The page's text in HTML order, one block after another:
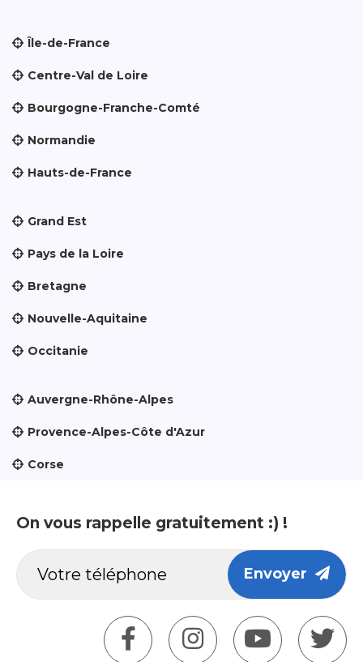
Île-de-France
Centre-Val de Loire
Bourgogne-Franche-Comté
Normandie
Hauts-de-France
Grand Est
Pays de la Loire
Bretagne
Nouvelle-Aquitaine
Occitanie
Auvergne-Rhône-Alpes
Provence-Alpes-Côte d'Azur
Corse
On vous rappelle gratuitement :) !
Envoyer